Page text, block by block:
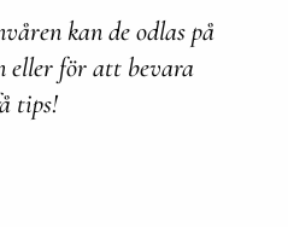
kan de odlas på
eller för att bevara
tips!